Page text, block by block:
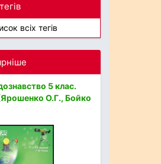
всіх тегів
5 клас.
О.Г., Бойко